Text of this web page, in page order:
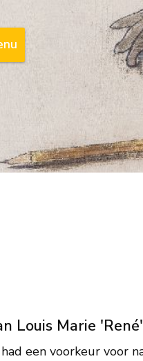
Louis Marie
een voorkeur voor
Art Deco. Na de